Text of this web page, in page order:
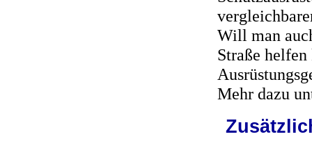
Will man
Straße
Mehr dazu